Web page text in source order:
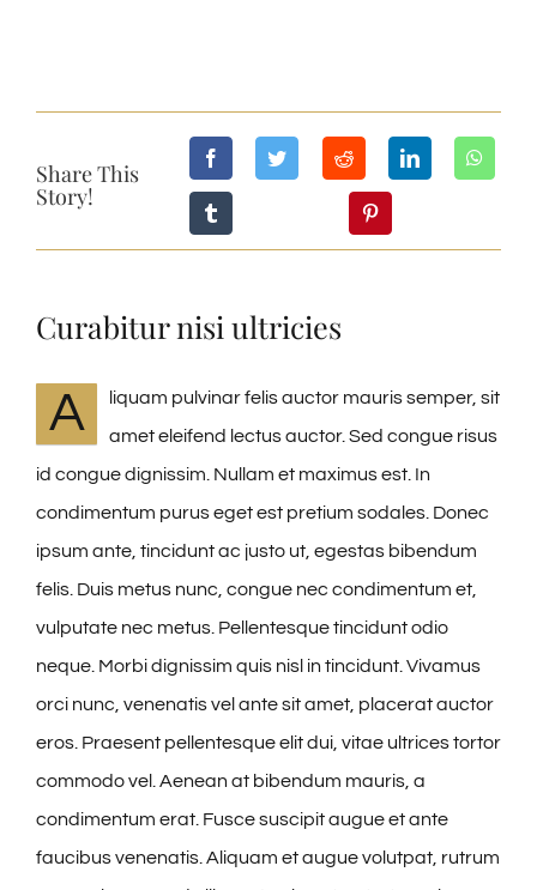
Share This
Story!
Curabitur nisi ultricies
A
liquam pulvinar felis auctor mauris semper, sit
amet eleifend lectus auctor. Sed congue risus
id congue dignissim. Nullam et maximus est. In
condimentum purus eget est pretium sodales. Donec
ipsum ante, tincidunt ac justo ut, egestas bibendum
felis. Duis metus nunc, congue nec condimentum et,
vulputate nec metus. Pellentesque tincidunt odio
neque. Morbi dignissim quis nisl in tincidunt. Vivamus
orci nunc, venenatis vel ante sit amet, placerat auctor
eros. Praesent pellentesque elit dui, vitae ultrices tortor
commodo vel. Aenean at bibendum mauris, a
condimentum erat. Fusce suscipit augue et ante
faucibus venenatis. Aliquam et augue volutpat, rutrum